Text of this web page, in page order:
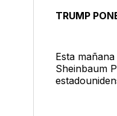
TRUMP
Esta
Sheinbaum